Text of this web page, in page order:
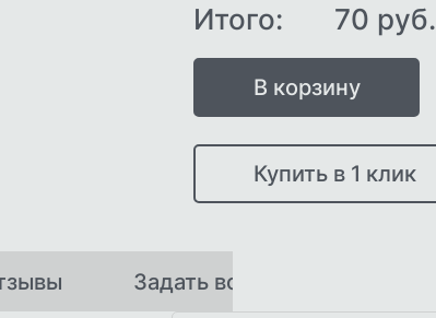
Итого: 70 руб.
В корзину
Купить в 1 клик
Задать вопрос